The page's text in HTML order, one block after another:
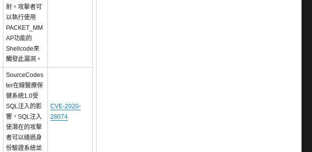
射。攻擊者可
以執行使用
PACKET_MM
AP功能的
Shellcode來
觸發此漏洞。
SourceCodes
ter在線醫療保
健系統1.0受
SQL注入的影
響，SQL注入
使潛在的攻擊
者可以繞過身
份驗證系統並
CVE-2020-
28074